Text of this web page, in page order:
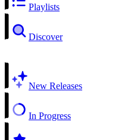
Playlists
Discover
New Releases
In Progress